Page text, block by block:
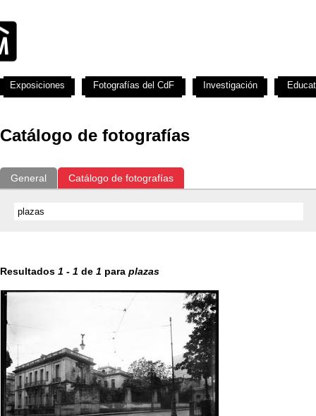
Catálogo de fotografías
General Catálogo de fotografías
Resultados 1 - 1 de 1 para plazas
Exposiciones Fotografías del CdF Investigación